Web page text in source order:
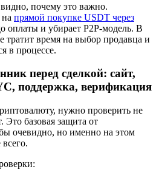
почему это важно.
прямой покупке USDT через
оплаты и убирает P2P-модель. В
тратит время на выбор продавца и
в процессе.
перед сделкой: сайт,
поддержка, верификация
нужно проверить не
Это базовая защита от
очевидно, но именно на этом